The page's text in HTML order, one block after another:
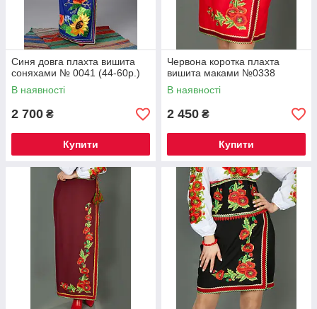
Синя довга плахта вишита
соняхами № 0041 (44-60р.)
В наявності
2 700 ₴
Купити
Червона коротка плахта
вишита маками №0338
В наявності
2 450 ₴
Купити